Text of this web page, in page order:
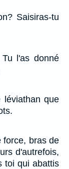
Saisiras-tu
l'as donné
léviathan que
force, bras de
d'autrefois,
toi qui abattis